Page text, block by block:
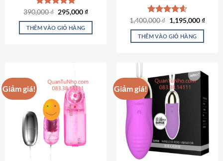
Được xếp
hạng4.90
5 sao
390,000₫ Giá
là:
390,000 ₫.
295,000₫Giá
tại
THÊM VÀO GIỎ HÀNG
Được xếp
hạng4.62
5 sao
1,400,000₫ Giá
gốc
là:
1,400,000 ₫.
1,195,000₫Giá
THÊM VÀO GIỎ HÀNG
Giảm giá! Giảm giá!